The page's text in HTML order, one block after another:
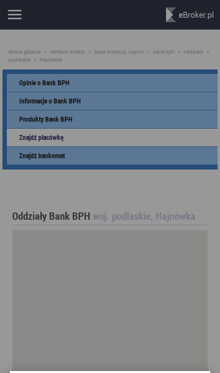
strona główna » centrum wiedzy » baza instytucji i opinii » bank bph » oddziały »
podlaskie » hajnówka
Opinie o Bank BPH
Informacje o Bank BPH
Produkty Bank BPH
Znajdź placówkę
Znajdź bankomat
Oddziały Bank BPH woj. podlaskie, Hajnówka